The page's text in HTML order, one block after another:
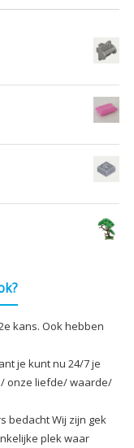
kans. Ook hebben
je kunt nu 24/7 je
onze liefde/ waarde/
bedacht Wij zijn gek
plek waar